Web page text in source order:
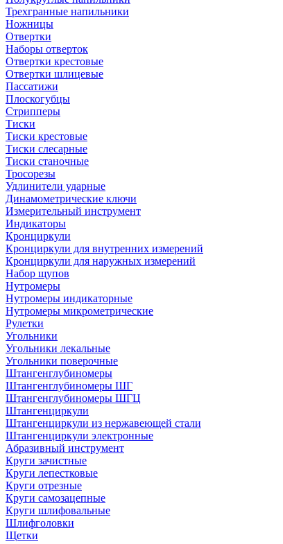
Трехгранные напильники
Ножницы
Отвертки
Наборы отверток
Отвертки крестовые
Отвертки шлицевые
Пассатижи
Плоскогубцы
Стрипперы
Тиски
Тиски крестовые
Тиски слесарные
Тиски станочные
Тросорезы
Удлинители ударные
Динамометрические ключи
Измерительный инструмент
Индикаторы
Кронциркули
Кронциркули для внутренних измерений
Кронциркули для наружных измерений
Набор щупов
Нутромеры
Нутромеры индикаторные
Нутромеры микрометрические
Рулетки
Угольники
Угольники лекальные
Угольники поверочные
Штангенглубиномеры
Штангенглубиномеры ШГ
Штангенглубиномеры ШГЦ
Штангенциркули
Штангенциркули из нержавеющей стали
Штангенциркули электронные
Абразивный инструмент
Круги зачистные
Круги лепестковые
Круги отрезные
Круги самозацепные
Круги шлифовальные
Шлифголовки
Щетки